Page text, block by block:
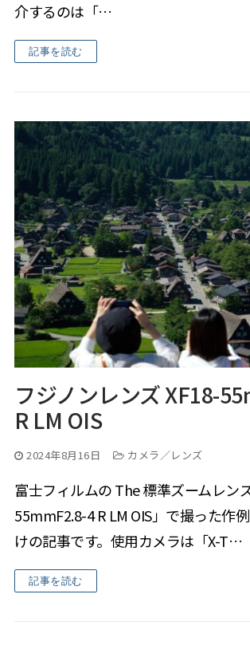
介するのは「…
記事を読む
フジノンレンズ XF18-
R LM OIS
2024年8月16日 カメラ／レンズ
富士フィルムの The 標準ズームレン
55mmF2.8-4 R LM OIS」で撮った作
けの記事です。使用カメラは「X-T…
記事を読む